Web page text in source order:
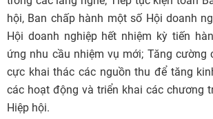
hội, Ban chấp hành một số Hội doanh
Hội doanh nghiệp hết nhiệm kỳ tiến
ứng nhu cầu nhiệm vụ mới; Tăng cường
cực khai thác các nguồn thu để tăng
các hoạt động và triển khai các chương
Hiệp hội.